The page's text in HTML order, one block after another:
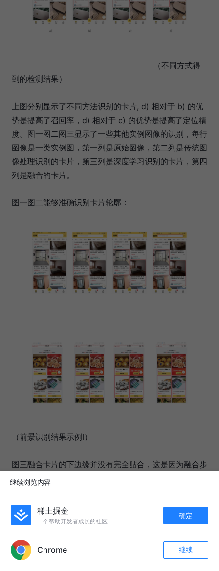
（不同方式得
到的检测结果）
上图分别显示了不同方法识别的卡片, d) 相对于 b) 的优
势是提高了召回率，d) 相对于 c) 的优势是提高了定位精
度。图一图二图三显示了一些其他实例图像的识别，每行
图像是一类实例图，第一列是原始图像，第二列是传统图
像处理识别的卡片，第三列是深度学习识别的卡片，第四
列是融合的卡片。
图一图二能够准确识别卡片轮廓：
（前景识别结果示例I）
图三融合卡片的下边缘并没有完全贴合，这是因为融合步
骤中修正 dlbox1 位置时，采用传统图像处理方法寻找临
域范围内最近的直线，受到图像样式的影响，找到的直线
并不是期望的卡片下边缘。
60
继续浏览内容
稀土掘金
一个帮助开发者成长的社区
确定
Chrome 继续